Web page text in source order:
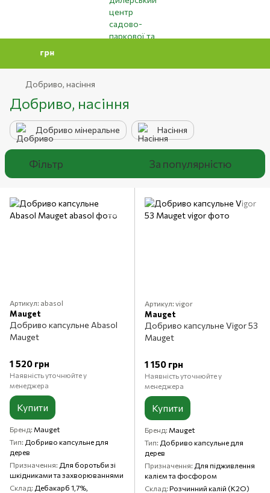
Добриво, насіння
Добриво, насіння
Добриво мінеральне Насіння
Фільтр За популярністю
Артикул: abasol
Mauget
Добриво капсульне Abasol
Mauget
1 520 грн
Наявність уточнюйте у
менеджера
Купити
Бренд Mauget
Тип Добриво капсульне для
дерев
Призначення Для боротьби зі
шкідниками та захворюваннями
Склад Дебакарб 1,7%,
Артикул: vigor
Mauget
Добриво капсульне Vigor 53
Mauget
1 150 грн
Наявність уточнюйте у
менеджера
Купити
Бренд Mauget
Тип Добриво капсульне для
дерев
Призначення Для підживлення
калієм та фосфором
Склад Розчинний калій (K2O)